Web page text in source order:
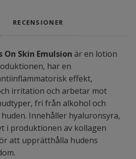
RECENSIONER
Skin Emulsion är en lotion
har en
effekt,
irritation och arbetar mot
fri från alkohol och
Innehåller hyaluronsyra,
i produktionen av kollagen
att upprätthålla hudens